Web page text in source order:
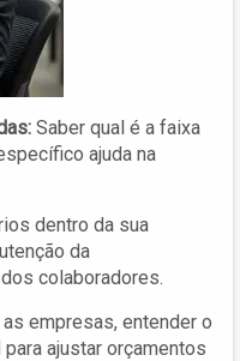
Saber qual é a faixa
ajuda na
dentro da sua
da
colaboradores.
as empresas, entender o
ajustar orçamentos